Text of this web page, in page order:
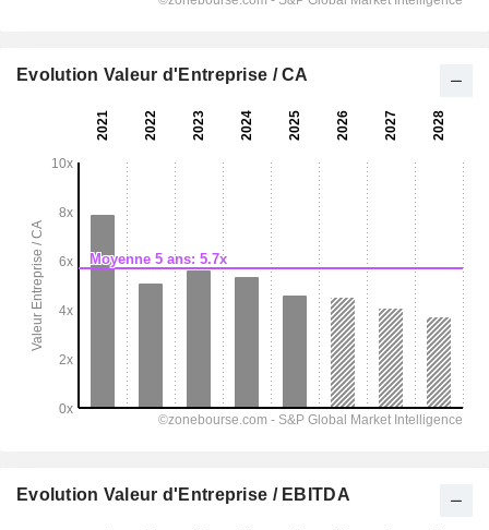
Evolution Valeur d'Entreprise / CA
Evolution Valeur d'Entreprise / EBITDA